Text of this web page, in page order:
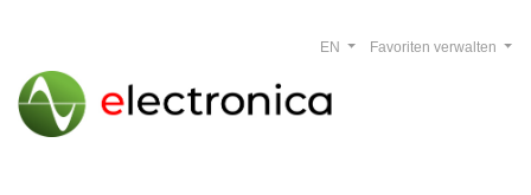
Favoriten verwalten
EN